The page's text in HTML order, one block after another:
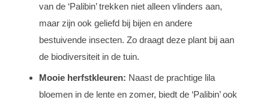
van de ‘Palibin’ trekken niet alleen vlinders aan,
maar zijn ook geliefd bij bijen en andere
bestuivende insecten. Zo draagt deze plant bij aan
de biodiversiteit in de tuin.
Mooie herfstkleuren: Naast de prachtige lila
bloemen in de lente en zomer, biedt de ‘Palibin’ ook